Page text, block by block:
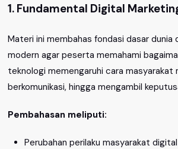
1. Fundamental Digital
Materi ini membahas fondasi dasar dunia
modern agar peserta memahami
teknologi memengaruhi cara masyarakat
berkomunikasi, hingga mengambil
Pembahasan meliputi:
Perubahan perilaku masyarakat digital